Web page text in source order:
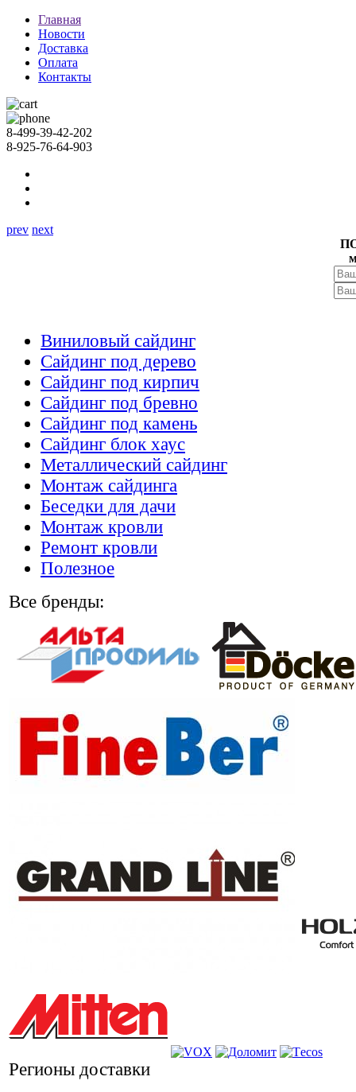
Главная
Новости
Доставка
Оплата
Контакты
8-499-39-42-202
8-925-76-64-903
prev next
Виниловый сайдинг
Сайдинг под дерево
Сайдинг под кирпич
Сайдинг под бревно
Сайдинг под камень
Cайдинг блок хаус
Металлический сайдинг
Монтаж сайдинга
Беседки для дачи
Монтаж кровли
Ремонт кровли
Полезное
Все бренды:
Регионы доставки